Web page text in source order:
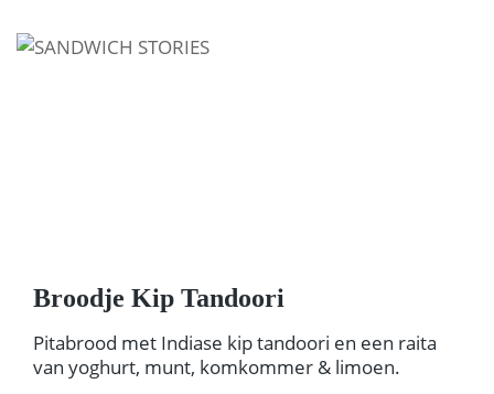
I'm looking for
Broodje Kip Tandoori
Pitabrood met Indiase kip tandoori en een raita
van yoghurt, munt, komkommer & limoen.